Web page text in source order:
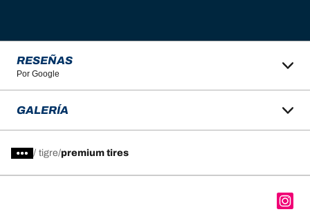
RESEÑAS
Por Google
GALERÍA
/ tigre premium tires